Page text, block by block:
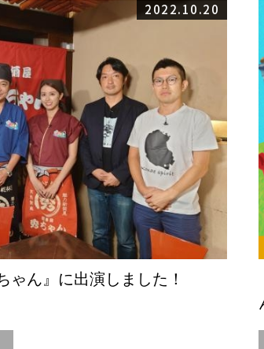
2022.10.20
ゃん』に出演しました！